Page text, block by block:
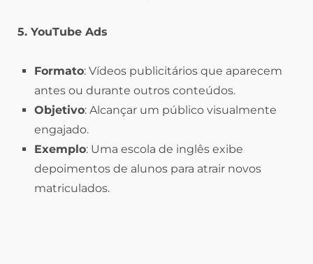
5. YouTube Ads
Formato: Vídeos publicitários que aparecem
antes ou durante outros conteúdos.
Objetivo: Alcançar um público visualmente
engajado.
Exemplo: Uma escola de inglês exibe
depoimentos de alunos para atrair novos
matriculados.